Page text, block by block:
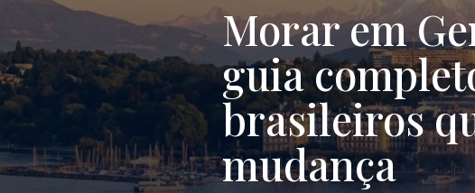
Morar em
guia
brasileiros
mudança